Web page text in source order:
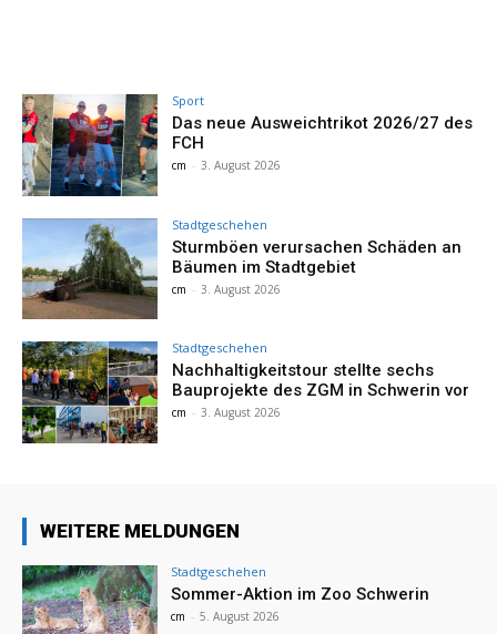
Sport
Das neue Ausweichtrikot 2026/27 des
FCH
cm - 3. August 2026
Stadtgeschehen
Sturmböen verursachen Schäden an
Bäumen im Stadtgebiet
cm - 3. August 2026
Stadtgeschehen
Nachhaltigkeitstour stellte sechs
Bauprojekte des ZGM in Schwerin vor
cm - 3. August 2026
WEITERE MELDUNGEN
Stadtgeschehen
Sommer-Aktion im Zoo Schwerin
cm - 5. August 2026